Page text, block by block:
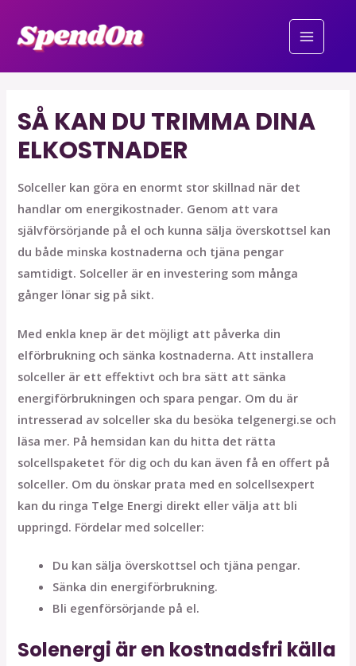
SÅ KAN DU TRIMMA DINA
ELKOSTNADER
Solceller kan göra en enormt stor skillnad när det
handlar om energikostnader. Genom att vara
självförsörjande på el och kunna sälja överskottsel kan
du både minska kostnaderna och tjäna pengar
samtidigt. Solceller är en investering som många
gånger lönar sig på sikt.
Med enkla knep är det möjligt att påverka din
elförbrukning och sänka kostnaderna. Att installera
solceller är ett effektivt och bra sätt att sänka
energiförbrukningen och spara pengar. Om du är
intresserad av solceller ska du besöka telgenergi.se och
läsa mer. På hemsidan kan du hitta det rätta
solcellspaketet för dig och du kan även få en offert på
solceller. Om du önskar prata med en solcellsexpert
kan du ringa Telge Energi direkt eller välja att bli
uppringd. Fördelar med solceller:
Du kan sälja överskottsel och tjäna pengar.
Sänka din energiförbrukning.
Bli egenförsörjande på el.
Solenergi är en kostnadsfri källa